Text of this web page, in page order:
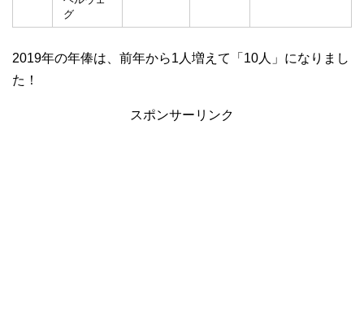
グ
2019年の年俸は、前年から1人増えて「10人」になりまし
た！
スポンサーリンク